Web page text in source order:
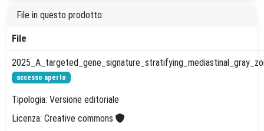
File in questo prodotto:
File
accesso aperto
Tipologia: Versione editoriale
Licenza: Creative commons